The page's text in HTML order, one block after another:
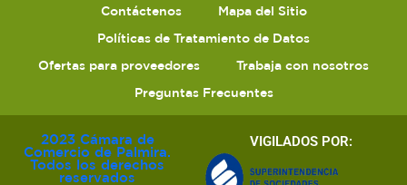
Contáctenos
Mapa del Sitio
Políticas de Tratamiento de Datos
Ofertas para proveedores
Trabaja con nosotros
Preguntas Frecuentes
2023 Cámara de
Comercio de Palmira.
Todos los derechos
reservados
VIGILADOS POR: